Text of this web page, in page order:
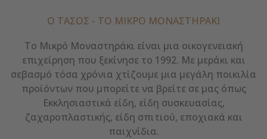
Ο ΤΑΣΟΣ - ΤΟ ΜΙΚΡΌ ΜΟΝΑΣΤΗΡΆΚΙ
Το Μικρό Μοναστηράκι είναι μια οικογενειακή
επιχείρηση που ξεκίνησε το 1992. Με μεράκι και
σεβασμό τόσα χρόνια χτίζουμε μια μεγάλη ποικιλία
προϊόντων που μπορείτε να βρείτε σε μας όπως
Εκκλησιαστικά είδη, είδη συσκευασίας,
ζαχαροπλαστικής, είδη σπιτιού, εποχιακά και
παιχνίδια.